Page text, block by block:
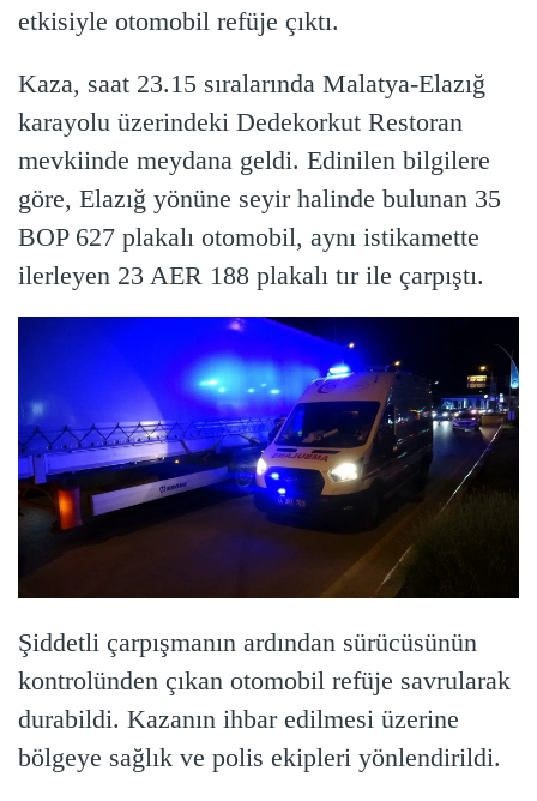
etkisiyle otomobil refüje çıktı.
Kaza, saat 23.15 sıralarında Malatya-Elazığ
karayolu üzerindeki Dedekorkut Restoran
mevkiinde meydana geldi. Edinilen bilgilere
göre, Elazığ yönüne seyir halinde bulunan 35
BOP 627 plakalı otomobil, aynı istikamette
ilerleyen 23 AER 188 plakalı tır ile çarpıştı.
Şiddetli çarpışmanın ardından sürücüsünün
kontrolünden çıkan otomobil refüje savrularak
durabildi. Kazanın ihbar edilmesi üzerine
bölgeye sağlık ve polis ekipleri yönlendirildi.